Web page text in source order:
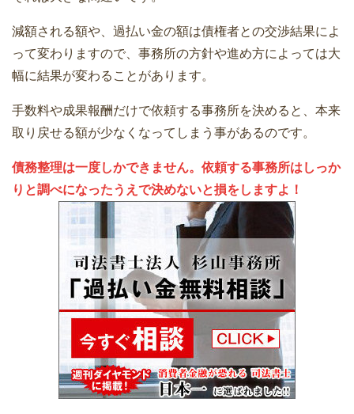
減額される額や、過払い金の額は債権者との交渉結果によ
って変わりますので、事務所の方針や進め方によっては大
幅に結果が変わることがあります。
手数料や成果報酬だけで依頼する事務所を決めると、本来
取り戻せる額が少なくなってしまう事があるのです。
債務整理は一度しかできません。依頼する事務所はしっか
りと調べになったうえで決めないと損をしますよ！